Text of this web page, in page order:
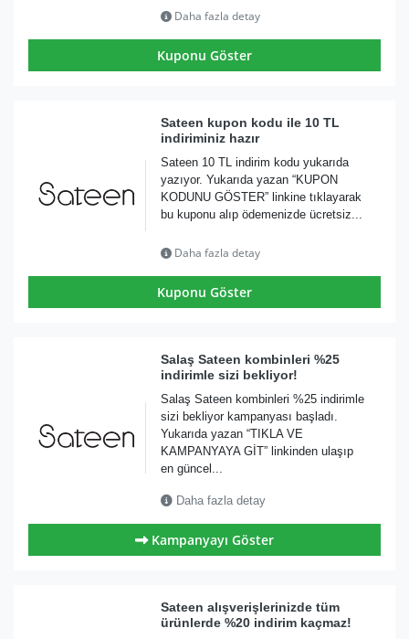
Daha fazla detay
Kuponu Göster
Sateen kupon kodu ile 10 TL
indiriminiz hazır
Sateen 10 TL indirim kodu yukarıda
yazıyor. Yukarıda yazan “KUPON
KODUNU GÖSTER” linkine tıklayarak
bu kuponu alıp ödemenizde ücretsiz...
Daha fazla detay
Kuponu Göster
Salaş Sateen kombinleri %25
indirimle sizi bekliyor!
Salaş Sateen kombinleri %25 indirimle
sizi bekliyor kampanyası başladı.
Yukarıda yazan “TIKLA VE
KAMPANYAYA GİT” linkinden ulaşıp
en güncel...
Daha fazla detay
Kampanyayı Göster
Sateen alışverişlerinizde tüm
ürünlerde %20 indirim kaçmaz!